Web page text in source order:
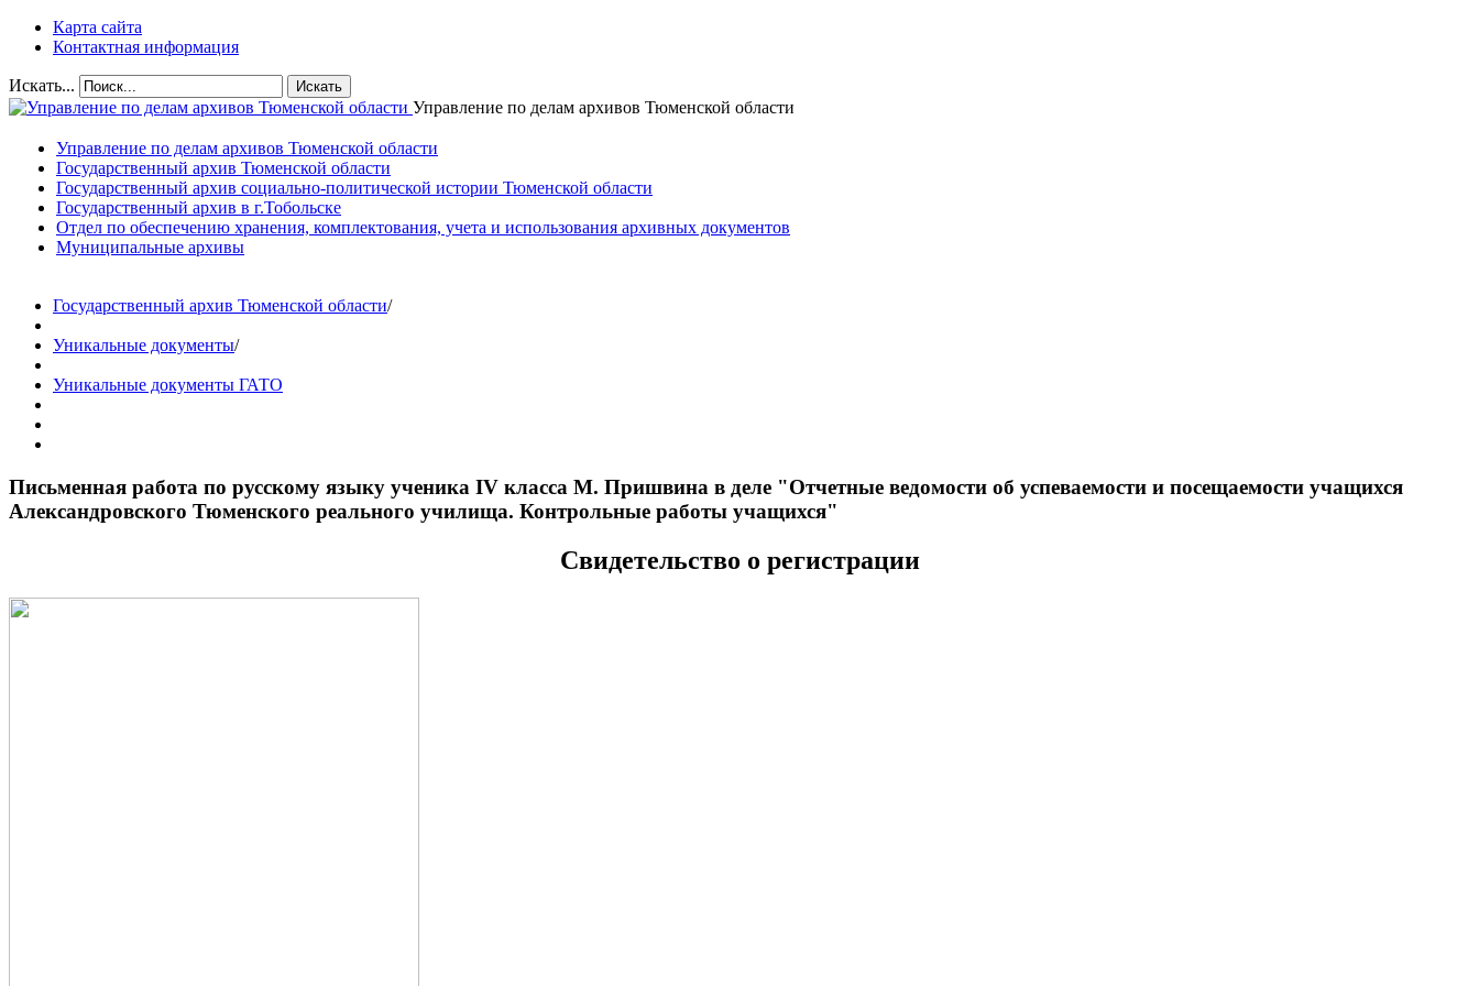
Карта сайта
Контактная информация
Искать... Искать
Управление по делам архивов Тюменской области
Управление по делам архивов Тюменской области
Государственный архив Тюменской области
Государственный архив социально-политической истории Тюменской области
Государственный архив в г.Тобольске
Отдел по обеспечению хранения, комплектования, учета и использования архивных документов
Муниципальные архивы
Государственный архив Тюменской области/
Уникальные документы/
Уникальные документы ГАТО
Письменная работа по русскому языку ученика IV класса М. Пришвина в деле "Отчетные ведомости об успеваемости и посещаемости учащихся
Александровского Тюменского реального училища. Контрольные работы учащихся"
Свидетельство о регистрации